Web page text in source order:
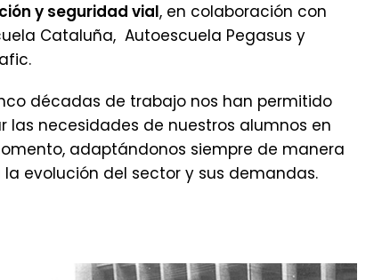
y seguridad vial, en colaboración con
Cataluña, Autoescuela Pegasus y
décadas de trabajo nos han permitido
las necesidades de nuestros alumnos en
adaptándonos siempre de manera
la evolución del sector y sus demandas.